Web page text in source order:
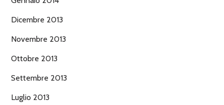
Dicembre 2013
Novembre 2013
Ottobre 2013
Settembre 2013
Luglio 2013